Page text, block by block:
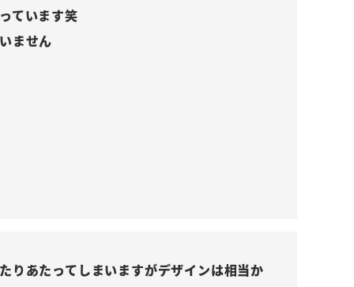
ています笑
ません
りあたってしまいますがデザインは相当か